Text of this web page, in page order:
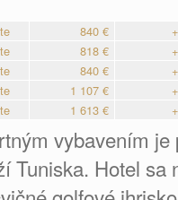
840 €
818 €
840 €
1 107 €
1 613 €
vybavením
Tuniska. Hotel sa